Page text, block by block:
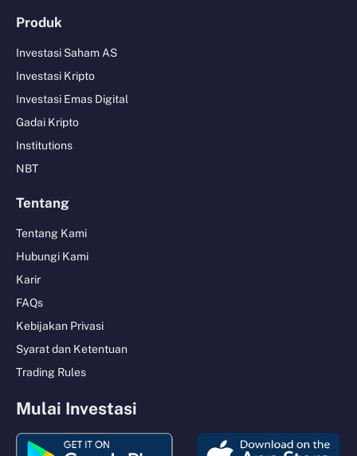
Produk
Investasi Saham AS
Investasi Kripto
Investasi Emas Digital
Gadai Kripto
Institutions
NBT
Tentang
Tentang Kami
Hubungi Kami
Karir
FAQs
Kebijakan Privasi
Syarat dan Ketentuan
Trading Rules
Mulai Investasi